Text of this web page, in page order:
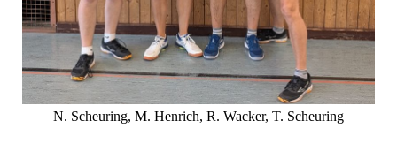
N. Scheuring, M. Henrich, R. Wacker, T. Scheuring